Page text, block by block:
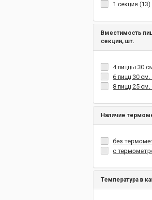
1 секция (13)
Вместимость
секции, шт.
4 пиццы 30
6 пицц 30 см.
8 пицц 25 см.
Наличие
без
с
Температура в